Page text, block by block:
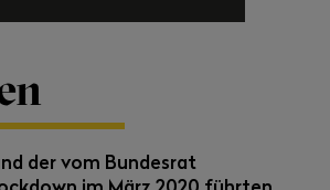
der vom Bundesrat